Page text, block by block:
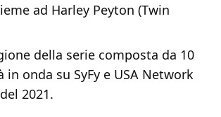
ad Harley Peyton (Twin
della serie composta da 10
in onda su SyFy e USA Network
2021.